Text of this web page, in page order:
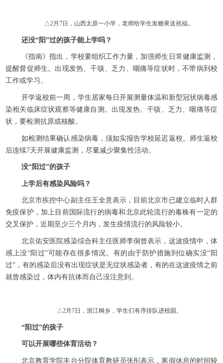
△2月7日，山西太原一小学，老师给学生发糖果送祝福。
还没“阳”过的孩子能上学吗？
《指南》指出，学校要组织工作力量，加强师生日常健康监测，
提醒督促师生。出现发热、干咳、乏力、咽痛等症状时，不带病到校
工作或学习。
开学返校前一周，学生居家每日开展测量体温和新型冠状病毒感
染相关临床症状观察等健康自测。出现发热、干咳、乏力、咽痛等症
状，要检测抗原或核酸。
如检测结果确认感染病毒，须如实报告学校延迟返校。师生返校
后连续7天开展健康监测，尽量减少聚集性活动。
没“阳过”的孩子
上学后有感染风险吗？
北京市疾控中心副主任王全意表示，目前北京市已建立临时人群
免疫保护，加上目前国际流行的病毒和北京此轮流行的毒株有一定的
交叉保护，近期至少三个月内，发生疫情流行的风险较小。
北京佑安医院感染综合科主任医师李侗曾表示，这波疫情中，体
感上没“阳过”可能存在很多情况。有的由于防护措施到位确实没“阳
过”，有的感染后没有出现症状是无症状感染者，有的在这波疫情之前
就曾感染过，体内有抗体而自己没注意到。
△2月7日，浙江桐乡，学生们有序排队进校园。
“阳过”的孩子
可以开展哪些体育活动？
北京教育学院丰台分院体育教研员张彤表示，寒假休息的时间较